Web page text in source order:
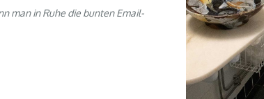
man in Ruhe die bunten Email-